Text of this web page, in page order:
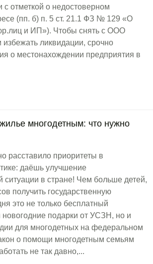
отметкой о недостоверном
(пп. б) п. 5 ст. 21.1 ФЗ № 129 «О
и ИП»). Чтобы снять с ООО
избежать ликвидации, срочно
о местонахождении предприятия в
многодетным: что нужно
расставило приоритеты в
даёшь улучшение
ситуации в стране! Чем больше детей,
получить государственную
это не только бесплатный
подарки от УСЗН, но и
для многодетных на федеральном
о помощи многодетным семьям
не так давно,...